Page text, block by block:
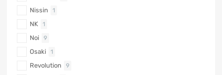
Nissin 1
NK 1
Noi 9
Osaki 1
Revolution 9